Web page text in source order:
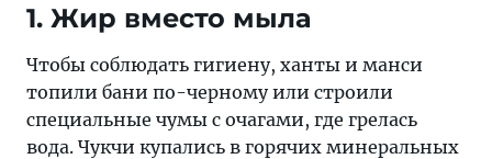
1. Жир вместо мыла
Чтобы соблюдать гигиену, ханты и манси
топили бани по-черному или строили
специальные чумы с очагами, где грелась
вода. Чукчи купались в горячих минеральных